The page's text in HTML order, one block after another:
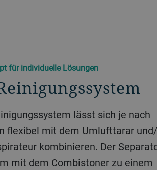
für individuelle Lösungen
lässt sich je nach
flexibel mit dem Umlufttarar
kombinieren. Der
mit dem Combistoner zu einem